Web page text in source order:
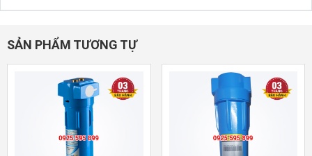
SẢN PHẨM TƯƠNG TỰ